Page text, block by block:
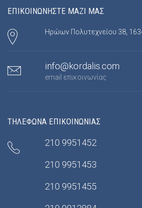
ΕΠΙΚΟΙΝΩΝΗΣΤΕ ΜΑΖΙ ΜΑΣ
Ηρώων Πολυτεχνείου 38,
info@kordalis.com
email επικοινωνίας
ΤΗΛΕΦΩΝΑ ΕΠΙΚΟΙΝΩΝΙΑΣ
210 9951452
210 9951453
210 9951455